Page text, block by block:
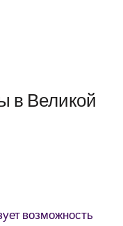
в Великой